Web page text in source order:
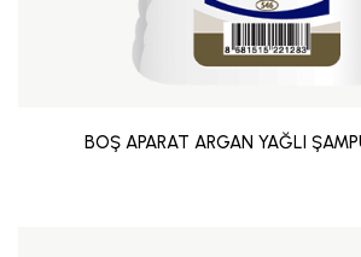
BOŞ APARAT ARGAN YAĞLI